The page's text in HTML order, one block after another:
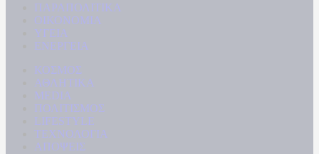
ΠΑΡΑΠΟΛΙΤΙΚΑ
ΟΙΚΟΝΟΜΙΑ
ΥΓΕΙΑ
ΕΝΕΡΓΕΙΑ
ΚΟΣΜΟΣ
ΑΘΛΗΤΙΚΑ
MEDIA
ΠΟΛΙΤΙΣΜΟΣ
LIFESTYLE
ΤΕΧΝΟΛΟΓΙΑ
ΑΠΟΨΕΙΣ